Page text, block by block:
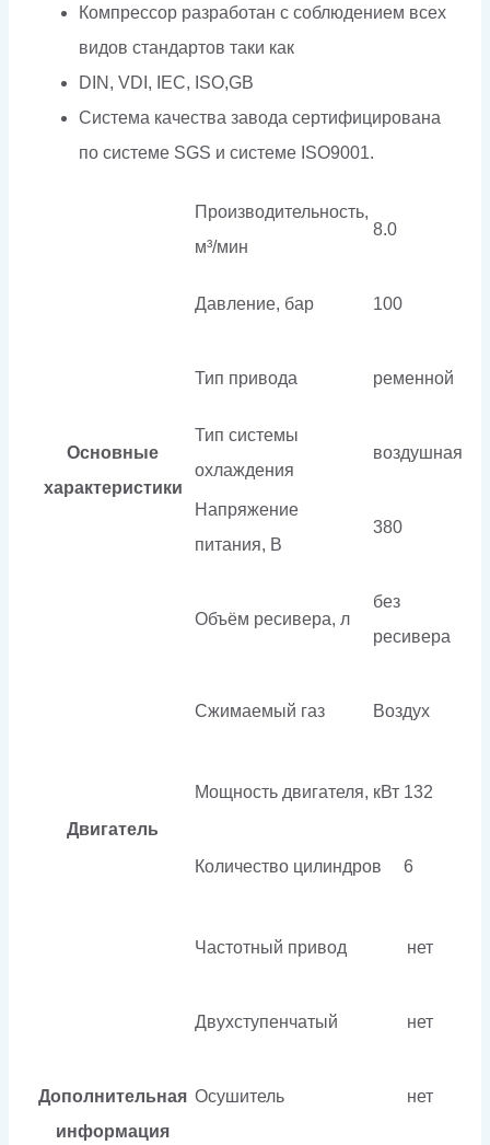
Компрессор разработан с соблюдением всех
видов стандартов таки как
DIN, VDI, IEC, ISO,GB
Система качества завода сертифицирована
по системе SGS и системе ISO9001.
Основные
характеристики
Производительность,
м³/мин
8.0
Давление, бар 100
Тип привода ременной
Тип системы
охлаждения
воздушная
Напряжение
питания, В
380
Объём ресивера, л
без
ресивера
Сжимаемый газ Воздух
Двигатель
Мощность двигателя, кВт 132
Количество цилиндров 6
Дополнительная
информация
Частотный привод нет
Двухступенчатый нет
Осушитель нет